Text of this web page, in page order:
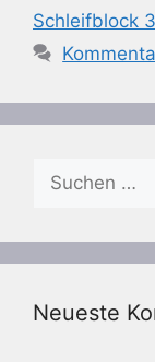
Schleifblock
nach:
Neueste